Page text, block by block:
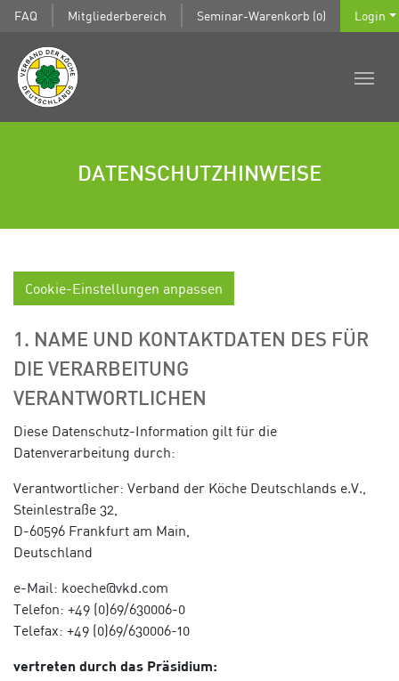
FAQ Mitgliederbereich Seminar-Warenkorb (0) Login
DATENSCHUTZHINWEISE
Cookie-Einstellungen anpassen
1. NAME UND KONTAKTDATEN DES FÜR
DIE VERARBEITUNG
VERANTWORTLICHEN
Diese Datenschutz-Information gilt für die
Datenverarbeitung durch:
Verantwortlicher: Verband der Köche Deutschlands e.V.,
Steinlestraße 32,
D-60596 Frankfurt am Main,
Deutschland
e-Mail: koeche@vkd.com
Telefon: +49 (0)69/630006-0
Telefax: +49 (0)69/630006-10
vertreten durch das Präsidium: